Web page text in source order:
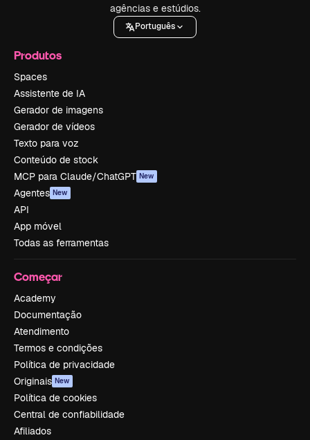
agências e estúdios.
Português
Produtos
Spaces
Assistente de IA
Gerador de imagens
Gerador de vídeos
Texto para voz
Conteúdo de stock
MCP para Claude/ChatGPT New
Agentes New
API
App móvel
Todas as ferramentas
Começar
Academy
Documentação
Atendimento
Termos e condições
Política de privacidade
Originais New
Política de cookies
Central de confiabilidade
Afiliados